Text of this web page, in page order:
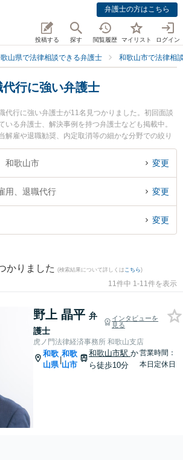
弁護士の方はこちら
投稿する 探す 閲覧履歴 マイリスト ログイン
山県で法律相談できる弁護士 和歌山市で法律相
行に強い弁護士
代行に強い弁護士が11名見つかりました。初回面談
いる弁護士、解決事例を持つ弁護士なども掲載中。
解雇や退職勧奨、内定取消等の細かな分野での絞り
特に虎ノ門法律経済事務所 和歌山支店の野上 晶平弁
務所 和歌山オフィスの井上 彩華弁護士、紀州石原法
『退職代行のトラブル解決の実績豊富な近くの弁護
談無料で退職代行を法律相談できる和歌山市内の弁
どでお困りの相談者さんにおすすめです。
和歌山市 変更
用、退職代行 変更
変更
かりました (検索結果について詳しくは こちら)
11件中 1-11件を表示
野上 晶平 弁
護士
インタビューを
見る
虎ノ門法律経済事務所 和歌山支店
和歌
山県
|
和歌
山市
和歌山市駅 か
ら徒歩10分
営業時間：
本日定休日